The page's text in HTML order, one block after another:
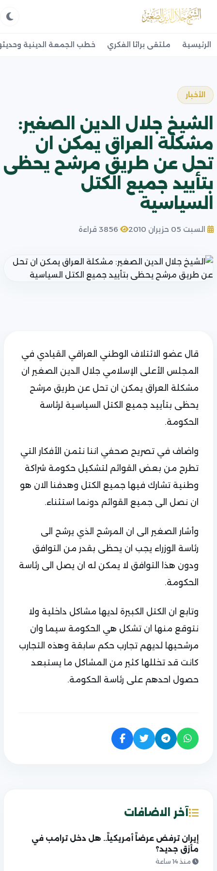
الرئيسية ملتقى براثا الفكري خطب الجمعة الدينية
الأخبار
الشيخ جلال الدين الصغير:
مشكلة العراق يمكن ان
تحل عن طريق مرشح يحظى
بتأييد جميع الكتل
السياسية
السبت 05 حزيران 2010
قال عضو الائتلاف الوطني العراقي القيادي في
المجلس الأعلى الإسلامي جلال الدين الصغير ان
مشكلة العراق يمكن ان تحل عن طريق مرشح
يحظى بتأييد جميع الكتل السياسية لرئاسة
الحكومة.
واضاف في تصريح صحفي اننا نثمن الأفكار التي
تطرح من بعض القوائم لتشكيل حكومة شراكة
وطنية تشارك فيها جميع الكتل وهدفنا الان هو
ان نصل الى جميع القوائم دونما استثناء.
وأشار الصغير الى ان المرشح الذي يرشح الى
رئاسة الوزراء يجب ان يحظى بقدر من التوافق
ودون هذا التوافق لا يمكن له ان يصل الى رئاسة
الحكومة.
وتابع ان الكتل الكبيرة لديها مشاكل داخلية ولا
نتوقع منها ان تشكل هي الحكومة سيما وان
مرشحيها لديهم تجارب حكم سابقة وهذه التجارب
كانت قد تخللها كثير من المشاكل ما يستبعد
حصول احدهم على رئاسة الحكومة.
آخر الاضافات
إيران ترفض عرضاً أمريكياً.. هل دخل ترامب في
مأزق جديد؟
منذ 14 ساعة